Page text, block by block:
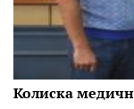
Колиска